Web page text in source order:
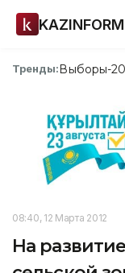
KAZINFORM
Тренды:Выборы-
08:40, 12 Марта 2012
На